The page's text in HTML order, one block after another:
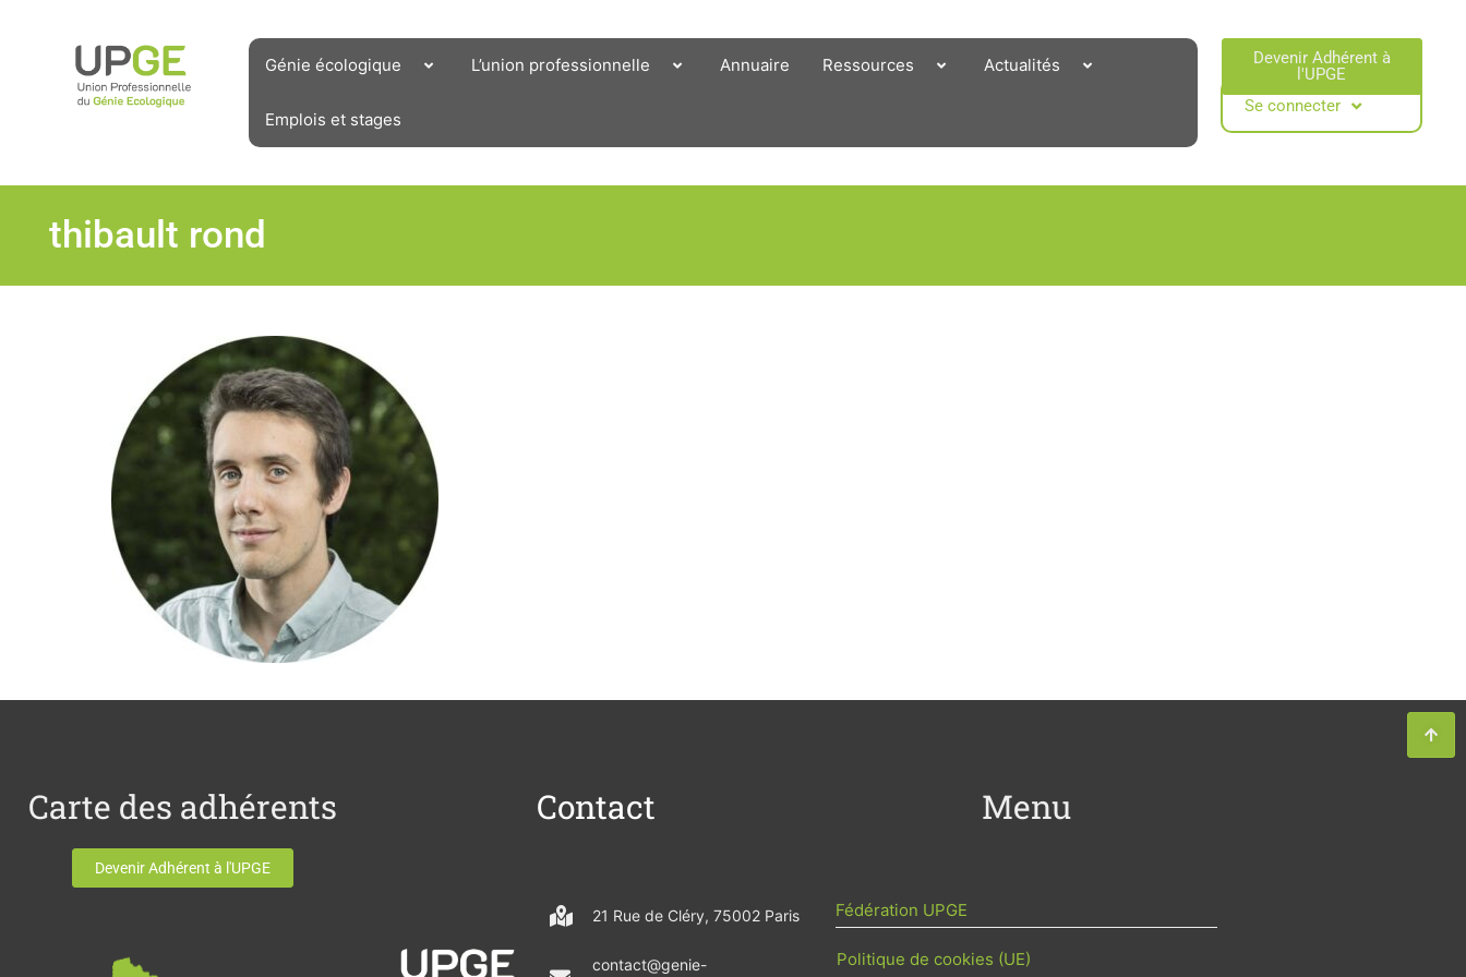
Génie écologique L’union professionnelle Annuaire Ressources Actualités
Emplois et stages
Devenir Adhérent à
l'UPGE​
Se connecter
thibault rond
Carte des adhérents
Devenir Adhérent à l'UPGE
Contact
21 Rue de Cléry, 75002 Paris
contact@genie-
Menu
Fédération UPGE
Politique de cookies (UE)